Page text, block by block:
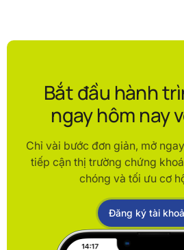
Bắt đầu hành
ngay hôm nay
Chỉ vài bước đơn giản, mở
tiếp cận thị trường chứng
chóng và tối ưu cơ
Đăng ký tài